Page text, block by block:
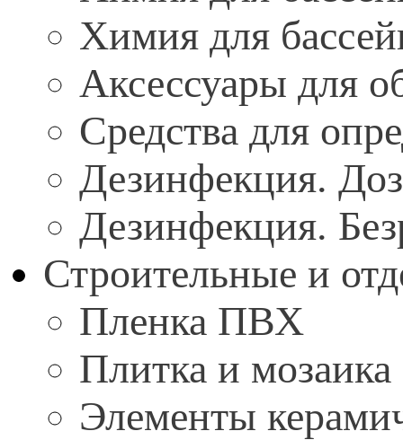
Химия для
Аксессуары для
Средства для
Дезинфекция.
Дезинфекция.
Строительные и
Пленка ПВХ
Плитка и мозаика
Элементы